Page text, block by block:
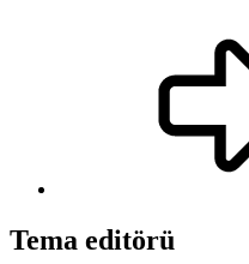
Tema editörü